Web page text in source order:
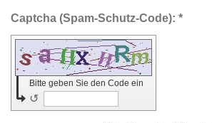
Captcha (Spam-Schutz-Code): *
Bitte geben Sie den Code ein
↺